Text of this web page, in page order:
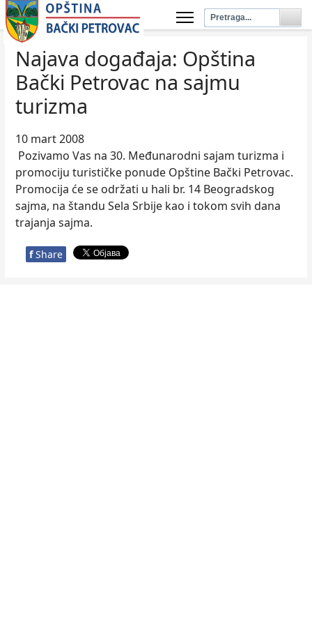
Najava događaja: Opština
Bački Petrovac na sajmu
turizma
10 mart 2008
Pozivamo Vas na 30. Međunarodni sajam turizma i
promociju turističke ponude Opštine Bački Petrovac.
Promocija će se održati u hali br. 14 Beogradskog
sajma, na štandu Sela Srbije kao i tokom svih dana
trajanja sajma.
f Share